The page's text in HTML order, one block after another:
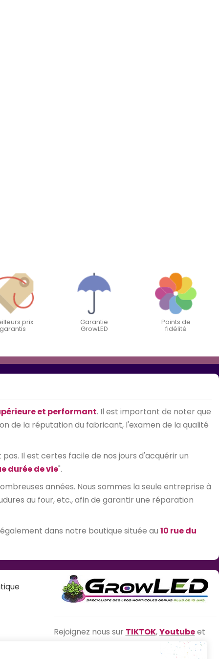
prix
garantis
Garantie
GrowLED
Points de
fidélité
et performant. Il est important de noter que
de la réputation du fabricant, l'examen de la qualité
Il est certes facile de nos jours d'acquérir un
durée de vie".
années. Nous sommes la seule entreprise à
au four, etc., afin de garantir une réparation
dans notre boutique située au 10 rue du
Rejoignez nous sur TIKTOK,Youtubeet